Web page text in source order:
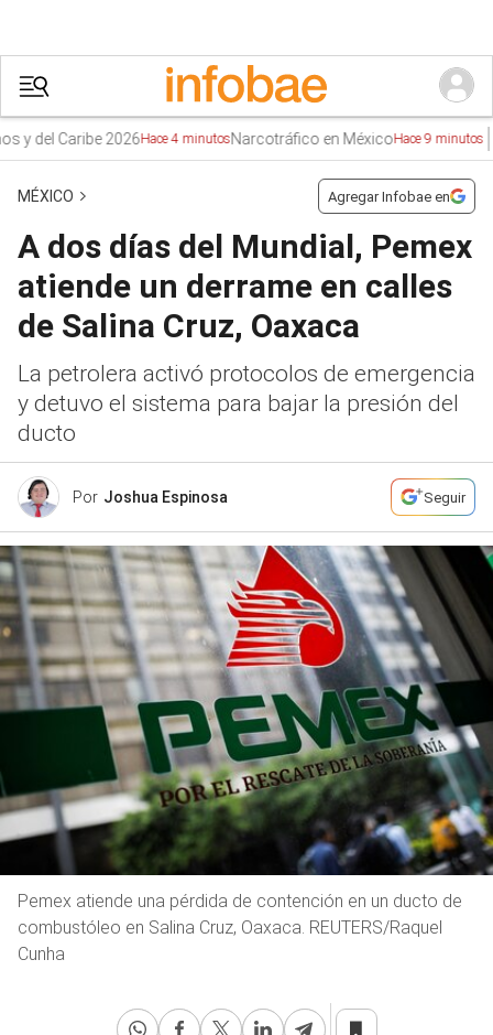
Caribe 2026Hace 4 minutosNarcotráfico en MéxicoHace 9 minutos
MÉXICO Agregar Infobae en
A dos días del Mundial, Pemex
atiende un derrame en calles
de Salina Cruz, Oaxaca
La petrolera activó protocolos de emergencia
y detuvo el sistema para bajar la presión del
ducto
Por Joshua Espinosa Seguir
Pemex atiende una pérdida de contención en un ducto de
combustóleo en Salina Cruz, Oaxaca. REUTERS/Raquel
Cunha